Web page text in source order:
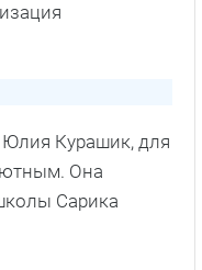
Курашик, для
Она
Сарика